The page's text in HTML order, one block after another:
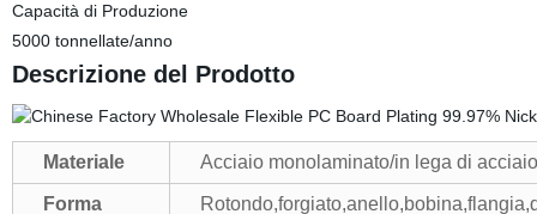
Capacità di Produzione
5000 tonnellate/anno
Descrizione del Prodotto
Materiale Acciaio monolaminato/in lega di
Forma